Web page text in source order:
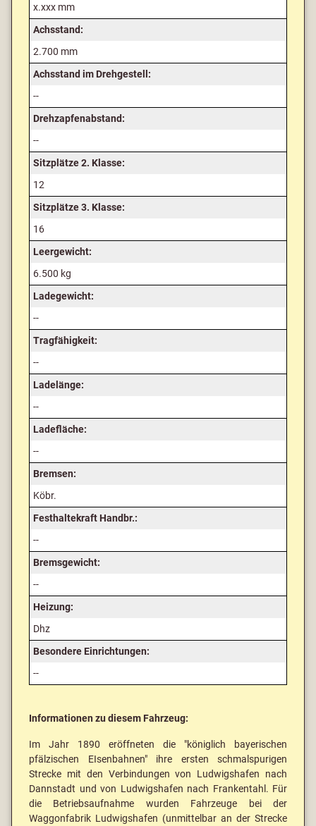
x.xxx mm
Achsstand:
2.700 mm
Achsstand im Drehgestell:
--
Drehzapfenabstand:
--
Sitzplätze 2. Klasse:
12
Sitzplätze 3. Klasse:
16
Leergewicht:
6.500 kg
Ladegewicht:
--
Tragfähigkeit:
--
Ladelänge:
--
Ladefläche:
--
Bremsen:
Köbr.
Festhaltekraft Handbr.:
--
Bremsgewicht:
--
Heizung:
Dhz
Besondere Einrichtungen:
--
Informationen zu diesem Fahrzeug:
Im Jahr 1890 eröffneten die "königlich bayerischen
pfälzischen EIsenbahnen" ihre ersten schmalspurigen
Strecke mit den Verbindungen von Ludwigshafen nach
Dannstadt und von Ludwigshafen nach Frankentahl. Für
die Betriebsaufnahme wurden Fahrzeuge bei der
Waggonfabrik Ludwigshafen (unmittelbar an der Strecke